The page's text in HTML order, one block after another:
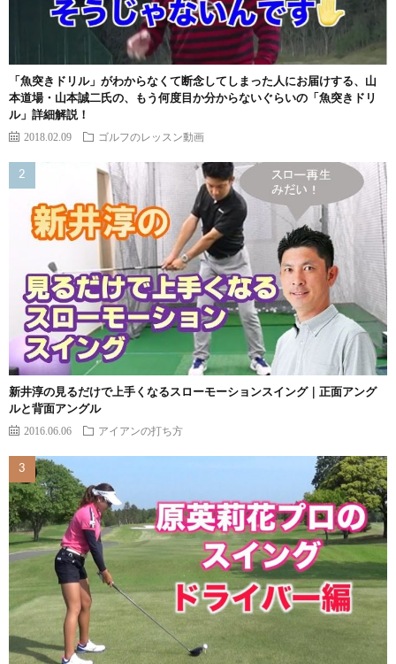
「魚突きドリル」がわからなくて断念してしまった人にお届けする、山
本道場・山本誠二氏の、もう何度目か分からないぐらいの「魚突きドリ
ル」詳細解説！
2018.02.09 ゴルフのレッスン動画
新井淳の見るだけで上手くなるスローモーションスイング｜正面アング
ルと背面アングル
2016.06.06 アイアンの打ち方